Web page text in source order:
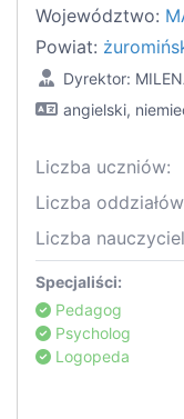
Województwo:
Powiat:
Dyrektor:
angielski,
Liczba uczniów:
Liczba
Liczba
Specjaliści:
Pedagog
Psycholog
Logopeda